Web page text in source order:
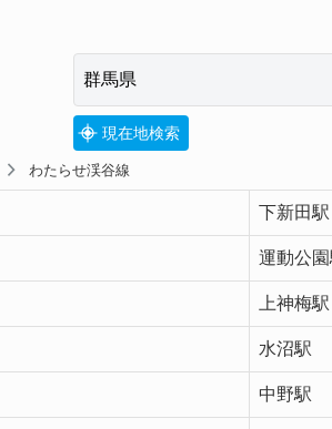
現在地検索
わたらせ渓谷線
下新田駅
運動公園
上神梅駅
水沼駅
中野駅